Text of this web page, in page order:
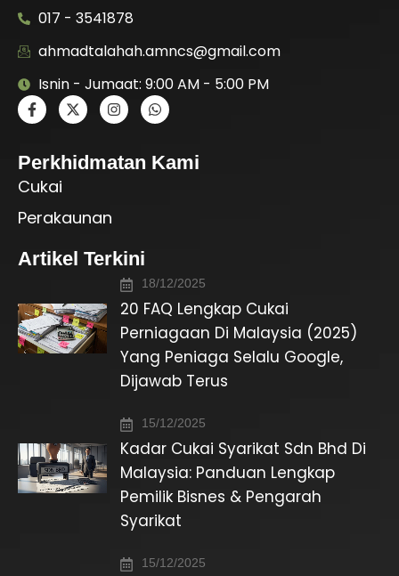
017 - 3541878
ahmadtalahah.amncs@gmail.com
Isnin - Jumaat: 9:00 AM - 5:00 PM
Perkhidmatan Kami
Cukai
Perakaunan
Artikel Terkini
18/12/2025
20 FAQ Lengkap Cukai
Perniagaan Di Malaysia (2025)
Yang Peniaga Selalu Google,
Dijawab Terus
15/12/2025
Kadar Cukai Syarikat Sdn Bhd Di
Malaysia: Panduan Lengkap
Pemilik Bisnes & Pengarah
Syarikat
15/12/2025